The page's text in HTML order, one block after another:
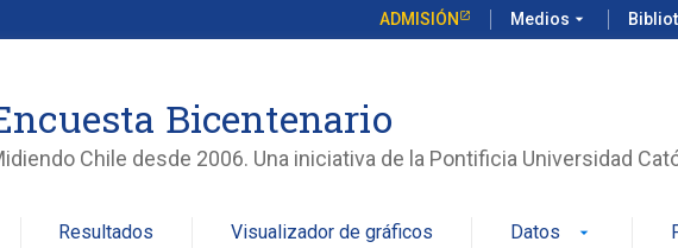
ADMISIÓN Medios arrow_drop_down
Bicentenario
Chile desde 2006. Una iniciativa de la Pontificia Universidad
Resultados Visualizador de gráficos Datos arrow_drop_down